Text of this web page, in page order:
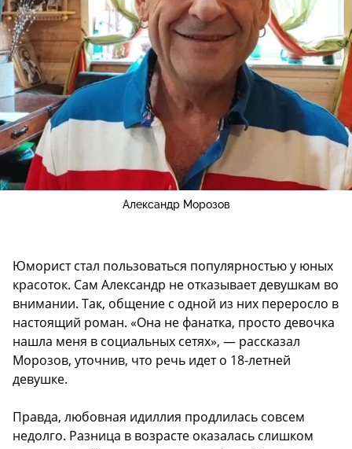
Александр Морозов
Юморист стал пользоваться популярностью у юных
красоток. Сам Александр не отказывает девушкам во
внимании. Так, общение с одной из них переросло в
настоящий роман. «Она не фанатка, просто девочка
нашла меня в социальных сетях», — рассказал
Морозов, уточнив, что речь идет о 18-летней
девушке.
Правда, любовная идиллия продлилась совсем
недолго. Разница в возрасте оказалась слишком